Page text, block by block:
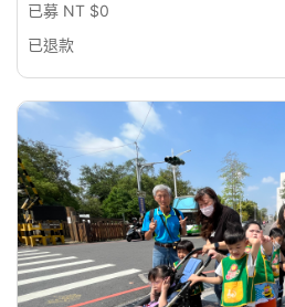
已募 NT $0
已退款